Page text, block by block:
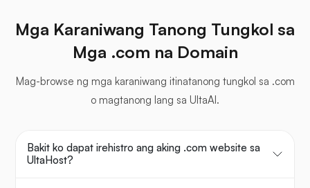
Mga Karaniwang Tanong Tungkol sa
Mga .com na Domain
Mag-browse ng mga karaniwang itinatanong tungkol sa .com
o magtanong lang sa UltaAI.
Bakit ko dapat irehistro ang aking .com website sa
UltaHost?